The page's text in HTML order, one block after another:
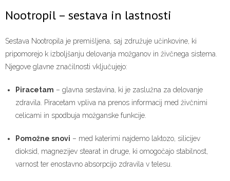
Nootropil – sestava in lastnosti
Sestava Nootropila je premišljena, saj združuje učinkovine, ki
pripomorejo k izboljšanju delovanja možganov in živčnega sistema.
Njegove glavne značilnosti vključujejo:
Piracetam – glavna sestavina, ki je zaslužna za delovanje
zdravila. Piracetam vpliva na prenos informacij med živčnimi
celicami in spodbuja možganske funkcije.
Pomožne snovi – med katerimi najdemo laktozo, silicijev
dioksid, magnezijev stearat in druge, ki omogočajo stabilnost,
varnost ter enostavno absorpcijo zdravila v telesu.